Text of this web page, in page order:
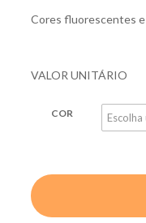
Cores fluorescentes
VALOR UNITÁRIO
COR